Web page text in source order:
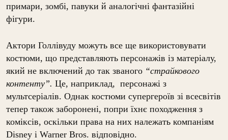
примари, зомбі, павуки й аналогічні фантазійні
фігури.
Актори Голлівуду можуть все ще використовувати
костюми, що представляють персонажів із матеріалу,
який не включений до так званого “страйкового
контенту”. Це, наприклад, персонажі з
мультсеріалів. Однак костюми супергероїв зі всесвітів
тепер також заборонені, попри їхнє походження з
коміксів, оскільки права на них належать компаніям
Disney і Warner Bros. відповідно.